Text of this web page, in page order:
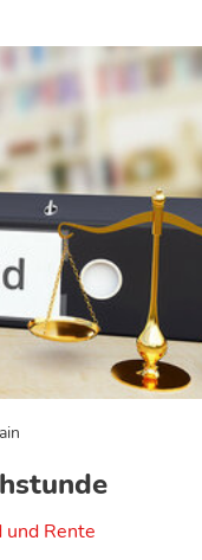
Rente